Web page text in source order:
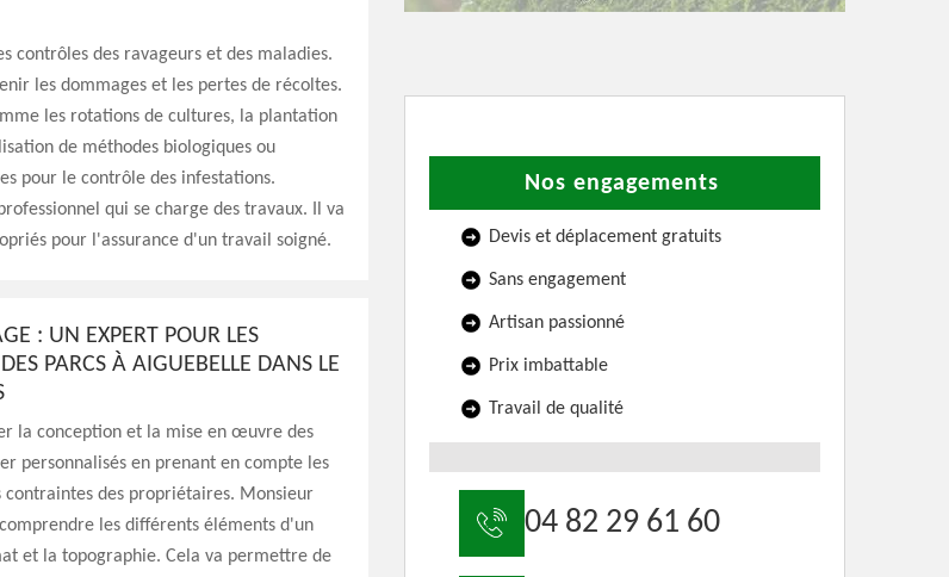
contrôles des ravageurs et des maladies.
les dommages et les pertes de récoltes.
les rotations de cultures, la plantation
de méthodes biologiques ou
pour le contrôle des infestations.
qui se charge des travaux. Il va
pour l'assurance d'un travail soigné.
: UN EXPERT POUR LES
PARCS À AIGUEBELLE DANS LE
la conception et la mise en œuvre des
personnalisés en prenant en compte les
contraintes des propriétaires. Monsieur
les différents éléments d'un
et la topographie. Cela va permettre de
Nos engagements
Devis et déplacement gratuits
Sans engagement
Artisan passionné
Prix imbattable
Travail de qualité
04 82 29 61 60